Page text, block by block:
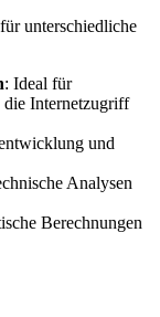
unterschiedliche
: Ideal für
die Internetzugriff
und
Analysen
Berechnungen